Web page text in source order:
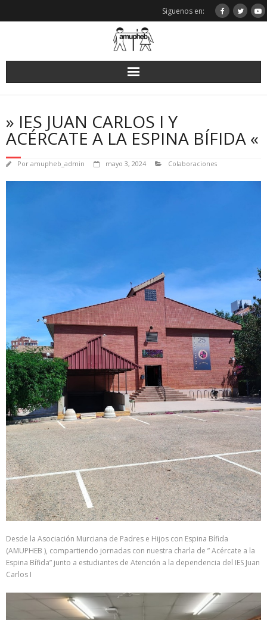
Siguenos en:
» IES JUAN CARLOS I Y
ACÉRCATE A LA ESPINA BÍFIDA «
Por amupheb_admin mayo 3, 2024 Colaboraciones
Desde la Asociación Murciana de Padres e Hijos con Espina Bífida
(AMUPHEB ), compartiendo jornadas con nuestra charla de ” Acércate a la
Espina Bífida” junto a estudiantes de Atención a la dependencia del IES Juan
Carlos I